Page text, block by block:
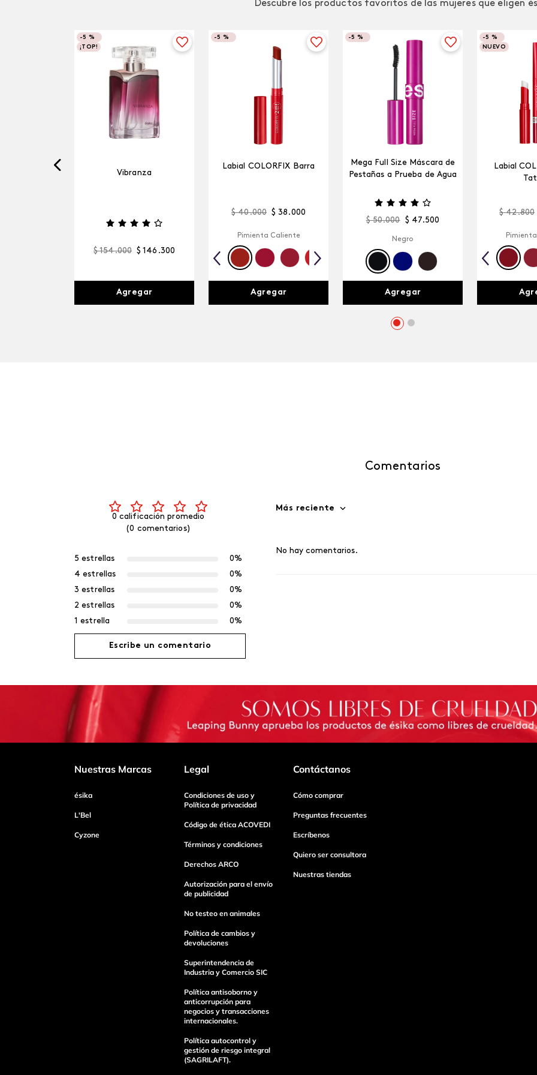
Descubre los productos favoritos de las mujeres que eligen
-5 %
¡TOP!
Vibranza
$ 154.000 $ 146 .300
Agregar
-5 %
Labial COLORFIX Barra
$ 40.000 $ 38 .000
Pimienta Caliente
Agregar
-5 %
Mega Full Size Máscara de
Pestañas a Prueba de Agua
$ 50.000 $ 47.500
Negro
Agregar
-5 %
NUEVO
Labial
$ 42.800
Comentarios
0 calificación promedio
(0 comentarios)
5 estrellas
0%
4 estrellas
0%
3 estrellas
0%
2 estrellas
0%
1 estrella
0%
Escribe un comentario
Agregar comentario
Título
Tu nombre
Enviar Comentario
Más reciente
No hay comentarios.
Nuestras Marcas
ésika
L'Bel
Cyzone
Legal
Condiciones de uso y
Política de privacidad
Código de ética ACOVEDI
Términos y condiciones
Derechos ARCO
Autorización para el envío
de publicidad
No testeo en animales
Política de cambios y
devoluciones
Superintendencia de
Industria y Comercio SIC
Política antisoborno y
anticorrupción para
negocios y transacciones
internacionales.
Política autocontrol y
gestión de riesgo integral
(SAGRILAFT).
Contáctanos
Cómo comprar
Preguntas frecuentes
Escríbenos
Quiero ser consultora
Nuestras tiendas